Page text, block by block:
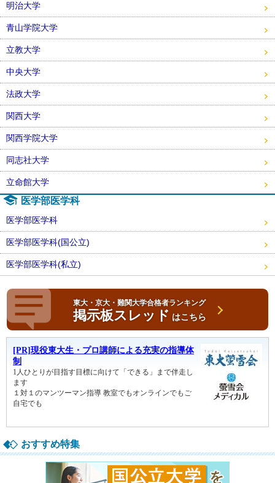
明治大学
青山学院大学
立教大学
中央大学
法政大学
関西大学
関西学院大学
同志社大学
立命館大学
医学部医学科
医学部医学科
医学部医学科(国公立)
医学部医学科(私立)
東大・京大・難関大学合格者ランキング
掲示板スレッド はこちら
おすすめ特集